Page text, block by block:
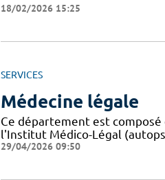
18/02/2026 15:25
SERVICES
Médecine légale
Ce département est
l'Institut Médico-Légal
29/04/2026 09:50